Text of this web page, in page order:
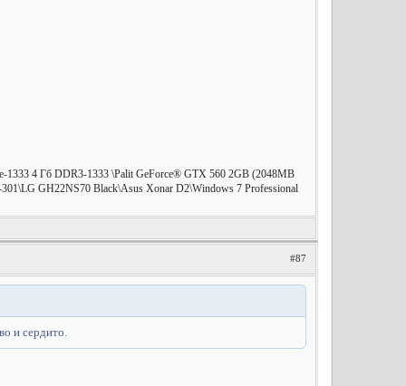
1333 4 Гб DDR3-1333 \Palit GeForce® GTX 560 2GB (2048MB
GH22NS70 Black\Asus Xonar D2\Windows 7 Professional
#87
и сердито.